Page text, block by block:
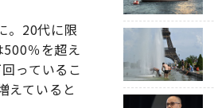
。20代に限
％を超え
っているこ
えていると